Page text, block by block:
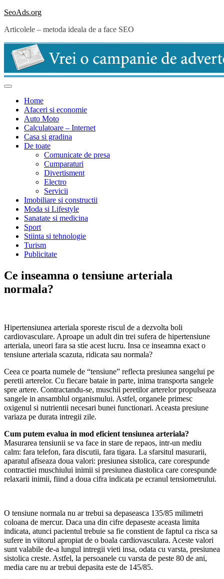
Skip
content
SeoAds.org
Articolele – metoda ideala de a face SEO
Home
Afaceri si economie
Auto Moto
Calculatoare – Internet
Casa si gradina
De toate
Comunicate de presa
Cumparaturi
Divertisment
Electro
Servicii
Imobiliare si constructii
Moda si Lifestyle
Sanatate si medicina
Sport
Stiinta si tehnologie
Turism
Publicitate
Ce inseamna o tensiune arteriala
normala?
Hipertensiunea arteriala sporeste riscul de a dezvolta boli
cardiovasculare. Aproape un adult din trei sufera de hipertensiune
arteriala, uneori fara sa stie acest lucru. Insa ce inseamna exact o
tensiune arteriala scazuta, ridicata sau normala?
Ceea ce poarta numele de “tensiune” reflecta presiunea sangelui pe
peretii arterelor. Cu fiecare bataie in parte, inima transporta sangele
spre artere. Contractandu-se, muschii peretilor arterelor propulseaza
sangele in ansamblul organismului. Astfel, organele primesc
oxigenul si nutrientii necesari bunei functionari. Aceasta presiune
variaza pe durata intregii zile.
Cum putem evalua in mod eficient tensiunea arteriala?
Masurarea tensiunii se va face in stare de repaos, intr-un mediu
calm: fara telefon, fara discutii, fara tigara. La sfarsitul masurarii,
aparatul afiseaza doua valori: presiunea sistolica, care corespunde
contractiei muschiului inimii si presiunea diastolica care corespunde
relaxarii inimii, fiind a doua cifra indicata pe ecranul tensiometrului.
O tensiune normala nu ar trebui sa depaseasca 135/85 milimetri
coloana de mercur. Daca una din cifre depaseste aceasta limita
indicata, atunci pacientul trebuie sa fie constient de faptul ca risca sa
sufere in viitorul apropiat de o boala cardiovasculara. Aceste valori
sunt valabile de-a lungul intregii vieti insa, odata cu varsta, presiunea
sistolica creste. Astfel, la persoanele cu varsta de peste 80 de ani,
media care nu ar trebui depasita este de 145/85.